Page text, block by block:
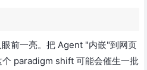
前一亮。把 Agent "内嵌"到网页
paradigm shift 可能会催生一批